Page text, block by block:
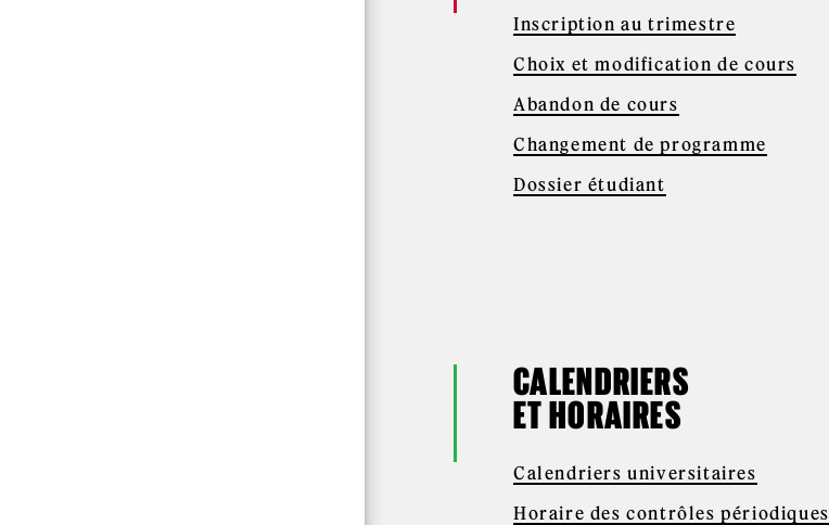
Inscription au trimestre
Choix et modification de cours
Abandon de cours
Changement de programme
Dossier étudiant
CALENDRIERS
ET HORAIRES
Calendriers universitaires
Horaire des contrôles périodiques